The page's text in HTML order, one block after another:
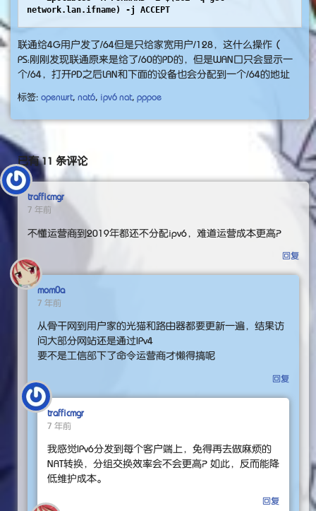
network.lan.ifname) -j ACCEPT
    ip6tables -t nat -I PREROUTING -p tcp -d
$IP6 --
dport 12345 -j DNAT --to-destination [c000::2]:12345
    ip6tables -t nat -I PREROUTING -p udp -d
$IP6 --
dport 12345 -j DNAT --to-destination [c000::2]:12345
    ip -6 route del 2000::/3
fi
echo $IP > /tmp/lastip.txt
联通给4G用户发了/64但是只给家宽用户/128，这什么操作（
PS：刚刚发现联通原来是给了/60的PD的，但是WAN口只会显示一
个/64，打开PD之后LAN和下面的设备也会分配到一个/64的地址
标签: openwrt, nat6, ipv6 nat, pppoe
已有 11 条评论
trafficmgr
7 年前
不懂运营商到2019年都还不分配ipv6，难道运营成本更高？
回复
mom0a
7 年前
从骨干网到用户家的光猫和路由器都要更新一遍，结果访
问大部分网站还是通过IPv4
要不是工信部下了命令运营商才懒得搞呢
回复
trafficmgr
7 年前
我感觉IPv6分发到每个客户端上，免得再去做麻烦的
NAT转换，分组交换效率会不会更高？ 如此，反而能降
低维护成本。
回复